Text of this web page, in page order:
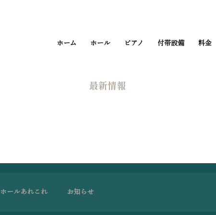
ホーム ホール ピアノ 付帯設備 料金
​最新情報
ホールあれこれ お知らせ